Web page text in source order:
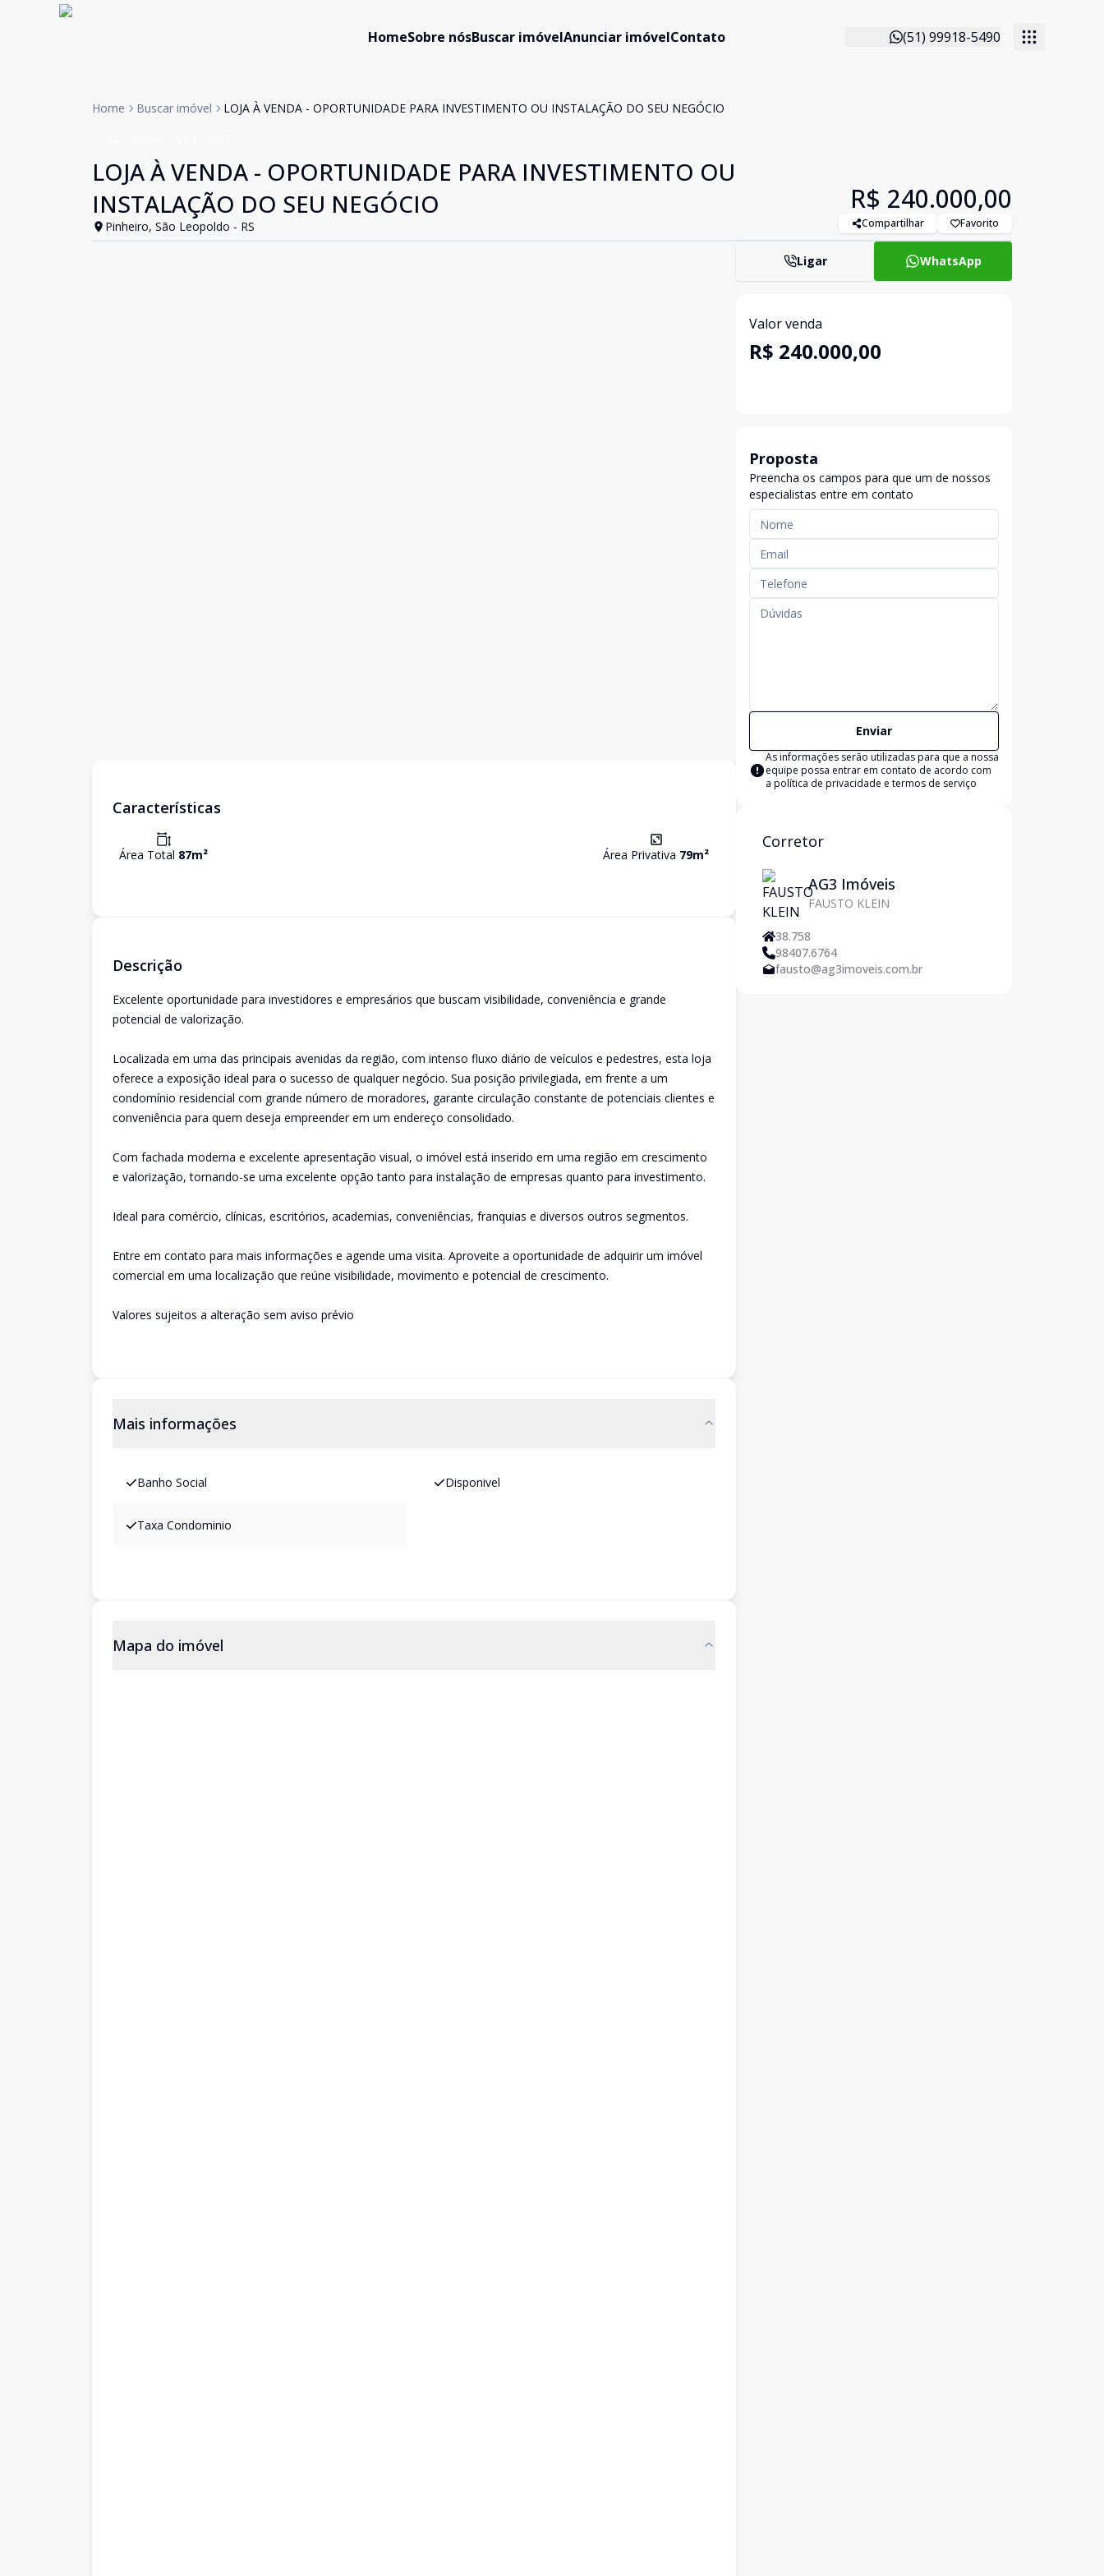
HomeSobre nósBuscar imóvelAnunciar imóvelContato (51) 99918-5490
Home Buscar imóvel LOJA À VENDA - OPORTUNIDADE PARA INVESTIMENTO OU INSTALAÇÃO DO SEU NEGÓCIO
LOJA À VENDA - OPORTUNIDADE PARA INVESTIMENTO OU
INSTALAÇÃO DO SEU NEGÓCIO
Pinheiro, São Leopoldo - RS
R$ 240.000,00
Compartilhar Favorito
Características
Área Total 87m² Área Privativa 79m²
Descrição
Excelente oportunidade para investidores e empresários que buscam visibilidade, conveniência e grande
potencial de valorização.
Localizada em uma das principais avenidas da região, com intenso fluxo diário de veículos e pedestres, esta loja
oferece a exposição ideal para o sucesso de qualquer negócio. Sua posição privilegiada, em frente a um
condomínio residencial com grande número de moradores, garante circulação constante de potenciais clientes e
conveniência para quem deseja empreender em um endereço consolidado.
Com fachada moderna e excelente apresentação visual, o imóvel está inserido em uma região em crescimento
e valorização, tornando-se uma excelente opção tanto para instalação de empresas quanto para investimento.
Ideal para comércio, clínicas, escritórios, academias, conveniências, franquias e diversos outros segmentos.
Entre em contato para mais informações e agende uma visita. Aproveite a oportunidade de adquirir um imóvel
comercial em uma localização que reúne visibilidade, movimento e potencial de crescimento.
Valores sujeitos a alteração sem aviso prévio
Mais informações
Banho Social Disponivel
Taxa Condominio
Mapa do imóvel
Ligar WhatsApp
Valor venda
R$ 240.000,00
Proposta
Preencha os campos para que um de nossos
especialistas entre em contato
Enviar
As informações serão utilizadas para que a nossa
equipe possa entrar em contato de acordo com
a política de privacidade e termos de serviço
Corretor
AG3 Imóveis
FAUSTO KLEIN
38.758
98407.6764
fausto@ag3imoveis.com.br